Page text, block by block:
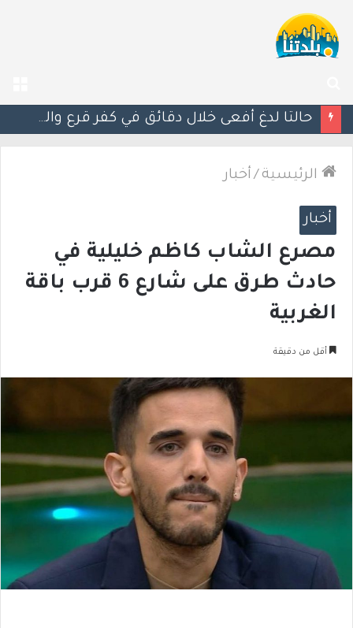
عن
مصرع الفتى محمد جمعة القرناوي (17 عامًا) في حادث سير مروّع في عرعرة النقب
الرئيسية / أخبار
أخبار
مصرع الشاب كاظم خليلية في
حادث طرق على شارع 6 قرب باقة
الغربية
أقل من دقيقة